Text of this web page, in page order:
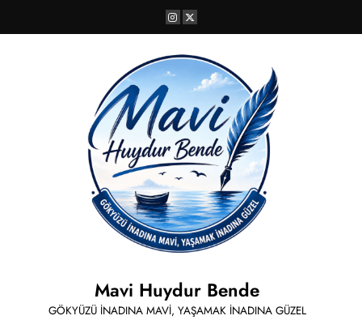
Mavi Huydur Bende
GÖKYÜZÜ İNADINA MAVİ, YAŞAMAK İNADINA GÜZEL